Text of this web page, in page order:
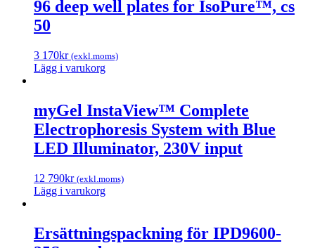
96 deep well plates for IsoPure™, cs
50
3 170kr (exkl.moms)
Lägg i varukorg
myGel InstaView™ Complete
Electrophoresis System with Blue
LED Illuminator, 230V input
12 790kr (exkl.moms)
Lägg i varukorg
Ersättningspackning för IPD9600-